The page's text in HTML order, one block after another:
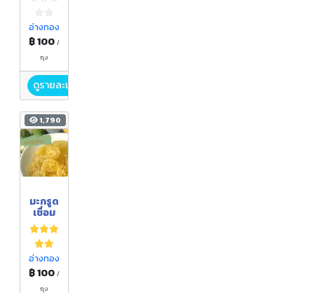
อ่างทอง
฿ 100 /
ถุง
ดูรายละเอียด
1,790
มะกรูด
เชื่อม
อ่างทอง
฿ 100 /
ถุง